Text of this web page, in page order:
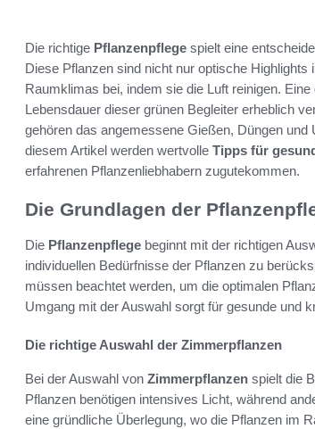
Die richtige Pflanzenpflege spielt eine
Diese Pflanzen sind nicht nur optische
Raumklimas bei, indem sie die Luft reinigen.
Lebensdauer dieser grünen Begleiter erheblich
gehören das angemessene Gießen, Düngen
diesem Artikel werden wertvolle Tipps für
erfahrenen Pflanzenliebhabern zugutekommen.
Die Grundlagen der
Die Pflanzenpflege beginnt mit der richtigen
individuellen Bedürfnisse der Pflanzen zu
müssen beachtet werden, um die optimalen
Umgang mit der Auswahl sorgt für gesunde und
Die richtige Auswahl der Zimmerpflanzen
Bei der Auswahl von Zimmerpflanzen spielt die
Pflanzen benötigen intensives Licht, während
eine gründliche Überlegung, wo die Pflanzen im